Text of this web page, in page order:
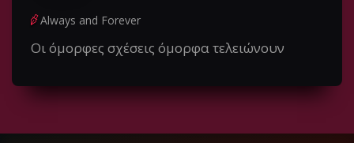
Always and Forever
Οι όμορφες σχέσεις όμορφα τελειώνουν